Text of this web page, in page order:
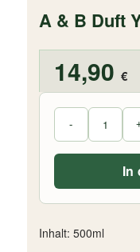
A & B Duft
14,90 €
Inhalt: 500ml
In